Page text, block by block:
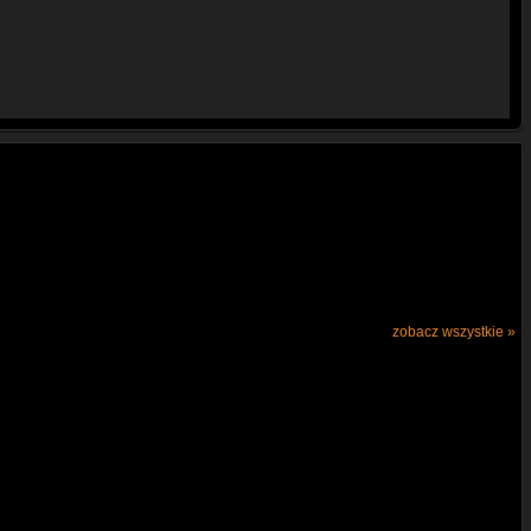
zobacz wszystkie »